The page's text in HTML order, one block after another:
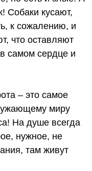
Собаки кусают,
к сожалению, и
что оставляют
самом сердце и
– это самое
миру
На душе всегда
нужное, не
там живут